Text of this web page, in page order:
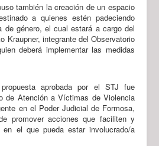
también la creación de un espacio
a quienes estén padeciendo
de género, el cual estará a cargo del
Kraupner, integrante del Observatorio
deberá implementar las medidas
aprobada por el STJ fue
de Atención a Víctimas de Violencia
en el Poder Judicial de Formosa,
promover acciones que faciliten y
en el que pueda estar involucrado/a